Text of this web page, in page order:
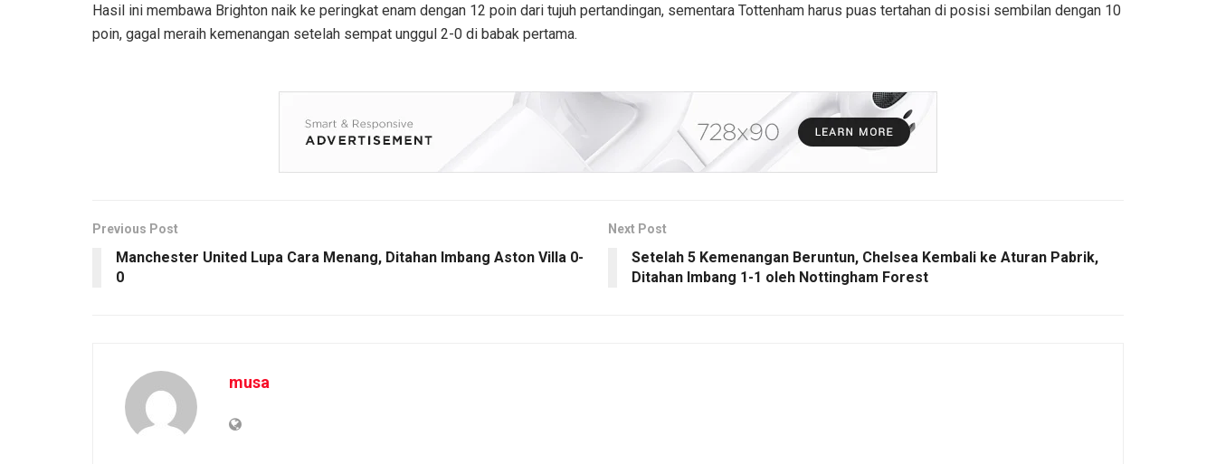
Hasil ini membawa Brighton naik ke peringkat enam dengan 12 poin dari tujuh pertandingan, sementara Tottenham harus puas tertahan di posisi sembilan dengan 10
poin, gagal meraih kemenangan setelah sempat unggul 2-0 di babak pertama.
Previous Post
Manchester United Lupa Cara Menang, Ditahan Imbang Aston Villa 0-
0
Next Post
Setelah 5 Kemenangan Beruntun, Chelsea Kembali ke Aturan Pabrik,
Ditahan Imbang 1-1 oleh Nottingham Forest
musa